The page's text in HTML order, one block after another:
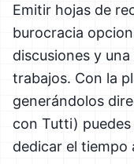
Emitir hojas de
burocracia
discusiones y
trabajos. Con la
generándolos
con Tutti)
dedicar el tiempo